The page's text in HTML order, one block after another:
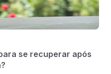
se recuperar após